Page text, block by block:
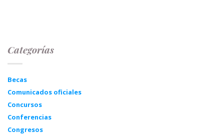
Categorías
Becas
Comunicados oficiales
Concursos
Conferencias
Congresos